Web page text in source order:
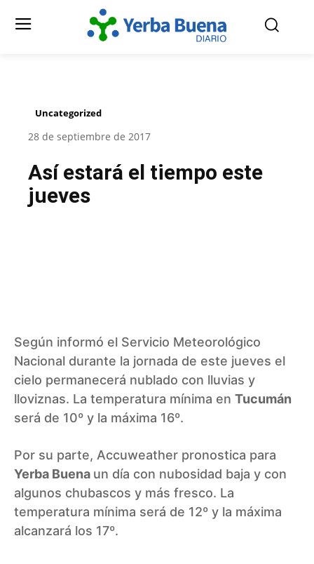
Uncategorized
28 de septiembre de 2017
Así estará el tiempo este
jueves
Según informó el Servicio Meteorológico
Nacional durante la jornada de este jueves el
cielo permanecerá nublado con lluvias y
lloviznas. La temperatura mínima en Tucumán
será de 10º y la máxima 16º.
Por su parte, Accuweather pronostica para
Yerba Buena un día con nubosidad baja y con
algunos chubascos y más fresco. La
temperatura mínima será de 12º y la máxima
alcanzará los 17º.